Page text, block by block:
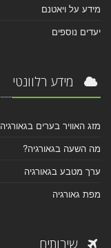
מידע על ויאטנם
יעדים נוספים
מידע רלוונטי
מזג האוויר בערים בגאורגיה
מה השעה בגאורגיה?
ערך מטבע בגאורגיה
מפת גאורגיה
שירותים